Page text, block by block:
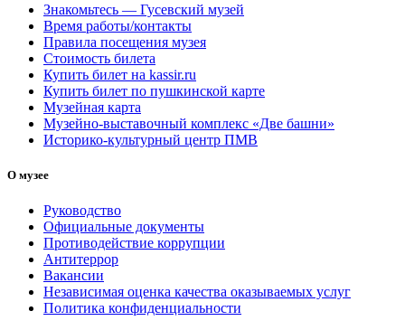
Знакомьтесь — Гусевский музей
Время работы/контакты
Правила посещения музея
Стоимость билета
Купить билет на kassir.ru
Купить билет по пушкинской карте
Музейная карта
Музейно-выставочный комплекс «Две башни»
Историко-культурный центр ПМВ
О музее
Руководство
Официальные документы
Противодействие коррупции
Антитеррор
Вакансии
Независимая оценка качества оказываемых услуг
Политика конфиденциальности